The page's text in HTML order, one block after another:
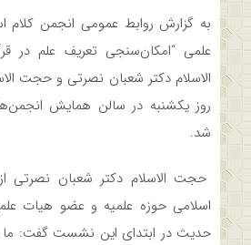
به گزارش روابط عمومی انجمن
علمی “امکان‌سنجی تعریف علم در
‌الاسلام دکتر شعبان نصرتی و حجت
روز یکشنبه در سالن همایش
شد.
حجت ‌الاسلام دکتر شعبان نصرتی
اسلامی حوزه علمیه و عضو هیات
حدیث در ابتدای این نشست گفت: